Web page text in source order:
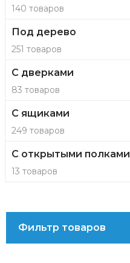
140 товаров
Под дерево
251 товаров
С дверками
83 товаров
С ящиками
249 товаров
С открытыми полками
13 товаров
Фильтр товаров